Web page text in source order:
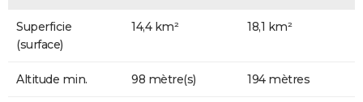
Superficie
(surface)
14,4 km² 18,1 km²
Altitude min. 98 mètre(s) 194 mètres